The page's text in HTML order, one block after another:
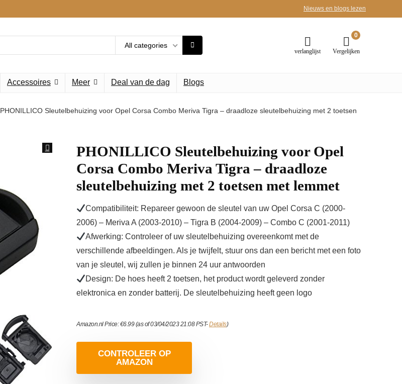
Nieuws en blogs lezen
All categories
verlanglijst
0
Vergelijken
Accessoires Meer Deal van de dag Blogs
PHONILLICO Sleutelbehuizing voor Opel Corsa Combo Meriva Tigra – draadloze sleutelbehuizing met 2 toetsen
PHONILLICO Sleutelbehuizing voor Opel
Corsa Combo Meriva Tigra – draadloze
sleutelbehuizing met 2 toetsen met lemmet
Compatibiliteit: Repareer gewoon de sleutel van uw Opel Corsa C (2000-
2006) – Meriva A (2003-2010) – Tigra B (2004-2009) – Combo C (2001-2011)
Afwerking: Controleer of uw sleutelbehuizing overeenkomt met de
verschillende afbeeldingen. Als je twijfelt, stuur ons dan een bericht met een foto
van je sleutel, wij zullen je binnen 24 uur antwoorden
Design: De hoes heeft 2 toetsen, het product wordt geleverd zonder
elektronica en zonder batterij. De sleutelbehuizing heeft geen logo
Amazon.nl Price:€6.99(as of 03/04/2023 21:08 PST-Details)
CONTROLEER OP
AMAZON